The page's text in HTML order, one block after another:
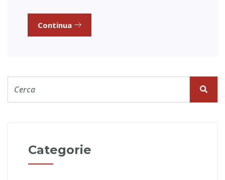
Continua
Categorie